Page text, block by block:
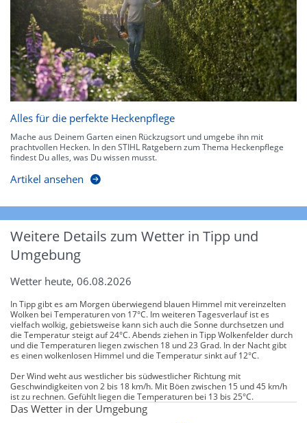
Alles für die perfekte Heckenpflege
Mache aus Deinem Garten einen Rückzugsort und umgebe ihn mit
prachtvollen Hecken. In den STIHL Ratgebern zum Thema Heckenpflege
findest Du alles, was Du wissen musst.
Artikel ansehen
Weitere Details zum Wetter in Tipp und
Umgebung
Wetter heute, 06.08.2026
In Tipp gibt es am Morgen überwiegend blauen Himmel mit vereinzelten
Wolken bei Temperaturen von 17°C. Im weiteren Tagesverlauf ist es
vielfach wolkig, gebietsweise kann sich auch die Sonne durchsetzen und
die Temperatur steigt auf 24°C. Abends ziehen in Tipp Wolkenfelder durch
und die Temperaturen liegen zwischen 18 und 23 Grad. In der Nacht gibt
es einen wolkenlosen Himmel und die Temperatur sinkt auf 12°C.
Der Wind weht aus westlicher bis südwestlicher Richtung mit
Geschwindigkeiten von 2 bis 18 km/h. Mit Böen zwischen 15 und 45 km/h
ist zu rechnen. Gefühlt liegen die Temperaturen bei 13 bis 25°C.
Das Wetter in der Umgebung